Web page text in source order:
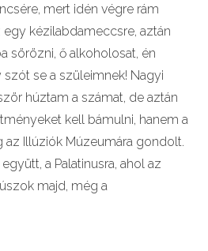
mert idén végre rám
egy kézilabdameccsre, aztán
sörözni, ő alkoholosat, én
se a szüleimnek! Nagyi
húztam a számat, de aztán
kell bámulni, hanem a
az Illúziók Múzeumára gondolt.
a Palatinusra, ahol az
majd, még a